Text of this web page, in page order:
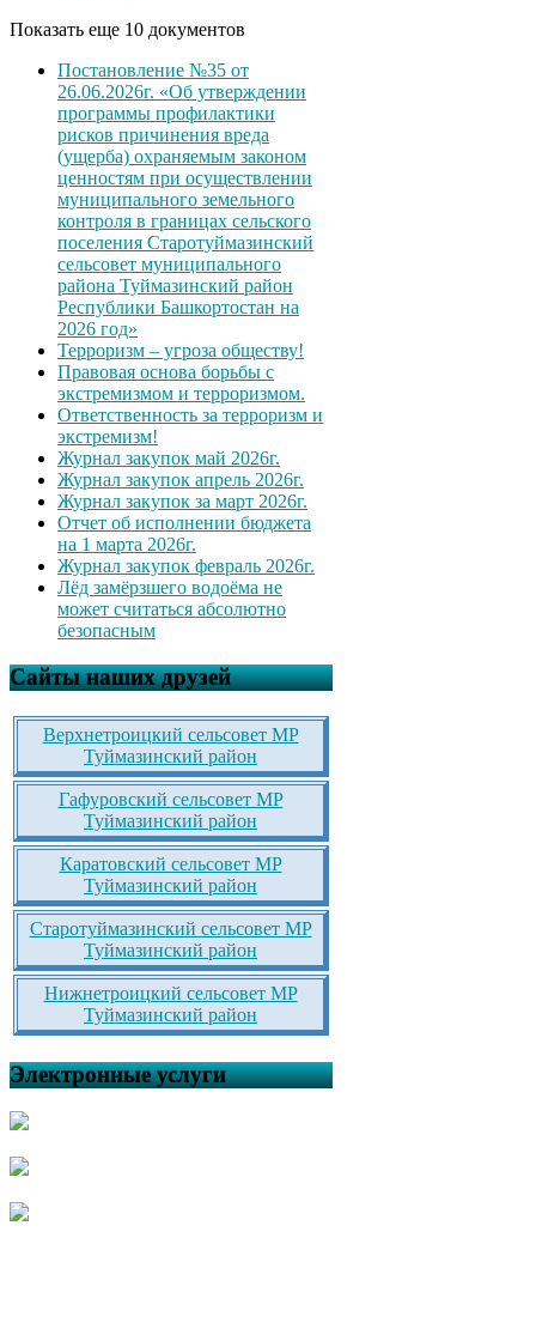
Показать еще 10 документов
Постановление №35 от
26.06.2026г. «Об утверждении
программы профилактики
рисков причинения вреда
(ущерба) охраняемым законом
ценностям при осуществлении
муниципального земельного
контроля в границах сельского
поселения Старотуймазинский
сельсовет муниципального
района Туймазинский район
Республики Башкортостан на
2026 год»
Терроризм – угроза обществу!
Правовая основа борьбы с
экстремизмом и терроризмом.
Ответственность за терроризм и
экстремизм!
Журнал закупок май 2026г.
Журнал закупок апрель 2026г.
Журнал закупок за март 2026г.
Отчет об исполнении бюджета
на 1 марта 2026г.
Журнал закупок февраль 2026г.
Лёд замёрзшего водоёма не
может считаться абсолютно
безопасным
Сайты наших друзей
Верхнетроицкий сельсовет МР
Туймазинский район
Гафуровский сельсовет МР
Туймазинский район
Каратовский сельсовет МР
Туймазинский район
Старотуймазинский сельсовет МР
Туймазинский район
Нижнетроицкий сельсовет МР
Туймазинский район
Электронные услуги